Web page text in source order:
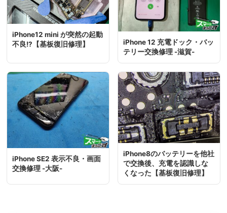
iPhone12 mini が突然の起動
不良!?【基板復旧修理】
iPhone 12 充電ドック・バッ
テリー交換修理 -滋賀-
iPhone SE2 表示不良・画面
交換修理 -大阪-
iPhone8のバッテリーを他社
で交換後、充電を認識しな
くなった【基板復旧修理】